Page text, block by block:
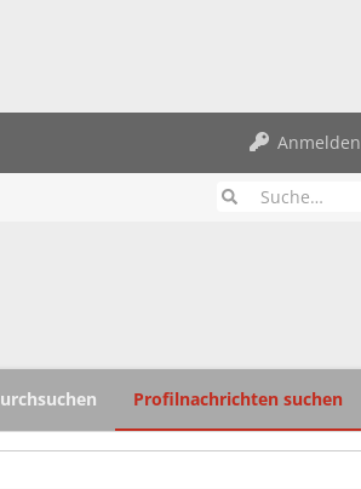
Anmelden
Profilnachrichten suchen